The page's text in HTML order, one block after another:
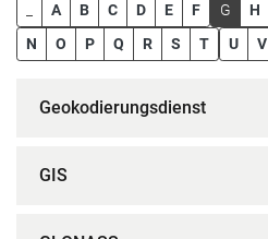
A B C D E F G H
N
O P Q R S T U V
Geokodierungsdienst
GIS